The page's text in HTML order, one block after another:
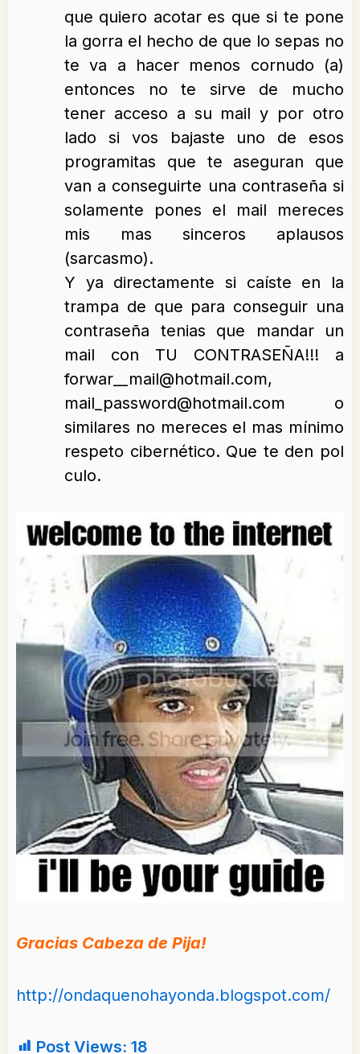
que quiero acotar es que si te pone
la gorra el hecho de que lo sepas no
te va a hacer menos cornudo (a)
entonces no te sirve de mucho
tener acceso a su mail y por otro
lado si vos bajaste uno de esos
programitas que te aseguran que
van a conseguirte una contraseña si
solamente pones el mail mereces
mis mas sinceros aplausos
(sarcasmo).
Y ya directamente si caíste en la
trampa de que para conseguir una
contraseña tenias que mandar un
mail con TU CONTRASEÑA!!! a
forwar__mail@hotmail.com,
mail_password@hotmail.com o
similares no mereces el mas mínimo
respeto cibernético. Que te den pol
culo.
Gracias Cabeza de Pija!
http://ondaquenohayonda.blogspot.com/
Post Views: 18